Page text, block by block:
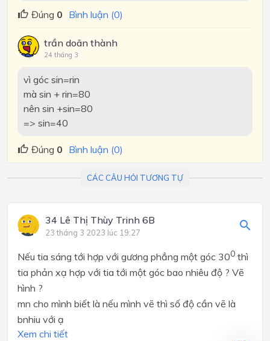
Đúng 0 Bình luận (0)
trần doãn thành
24 tháng 3
vì góc sin=rin
mà sin + rin=80
nên sin +sin=80
=> sin=40
Đúng 0 Bình luận (0)
CÁC CÂU HỎI TƯƠNG TỰ
34 Lê Thị Thùy Trinh 6B
23 tháng 3 2023 lúc 19:27
Nếu tia sáng tới hợp với gương phẳng một góc 300 thì
tia phản xạ hợp với tia tới một góc bao nhiêu độ ? Vẽ
hình ?
mn cho mình biết là nếu mình vẽ thì số độ cần vẽ là
bnhiu với ạ
Xem chi tiết